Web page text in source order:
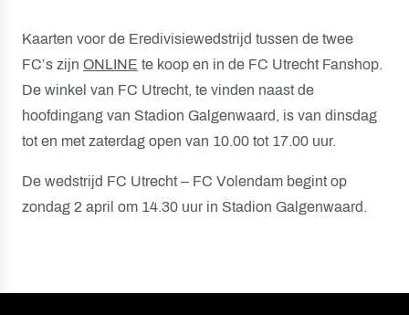
Kaarten voor de Eredivisiewedstrijd tussen de twee
FC’s zijn ONLINE te koop en in de FC Utrecht Fanshop.
De winkel van FC Utrecht, te vinden naast de
hoofdingang van Stadion Galgenwaard, is van dinsdag
tot en met zaterdag open van 10.00 tot 17.00 uur.
De wedstrijd FC Utrecht – FC Volendam begint op
zondag 2 april om 14.30 uur in Stadion Galgenwaard.